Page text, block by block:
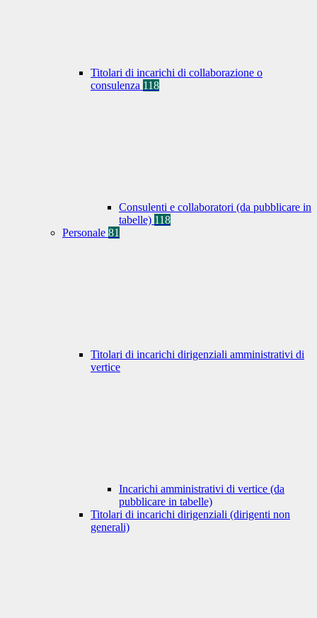
Titolari di incarichi di collaborazione o
consulenza 118
Consulenti e collaboratori (da pubblicare in
tabelle) 118
Personale 81
Titolari di incarichi dirigenziali amministrativi di
vertice
Incarichi amministrativi di vertice (da
pubblicare in tabelle)
Titolari di incarichi dirigenziali (dirigenti non
generali)